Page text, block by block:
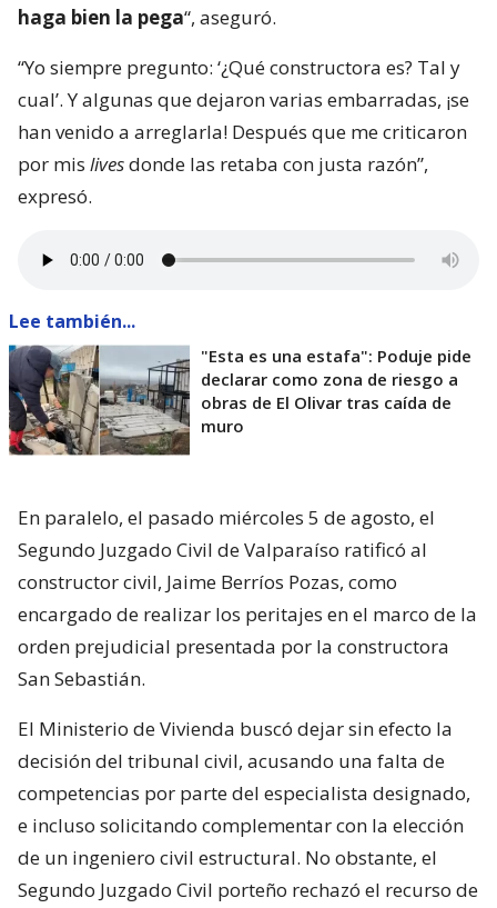
haga bien la pega“, aseguró.
“Yo siempre pregunto: ‘¿Qué constructora es? Tal y
cual’. Y algunas que dejaron varias embarradas, ¡se
han venido a arreglarla! Después que me criticaron
por mis livesdonde las retaba con justa razón”,
expresó.
Lee también...
"Esta es una estafa": Poduje pide
declarar como zona de riesgo a
obras de El Olivar tras caída de
muro
En paralelo, el pasado miércoles 5 de agosto, el
Segundo Juzgado Civil de Valparaíso ratificó al
constructor civil, Jaime Berríos Pozas, como
encargado de realizar los peritajes en el marco de la
orden prejudicial presentada por la constructora
San Sebastián.
El Ministerio de Vivienda buscó dejar sin efecto la
decisión del tribunal civil, acusando una falta de
competencias por parte del especialista designado,
e incluso solicitando complementar con la elección
de un ingeniero civil estructural. No obstante, el
Segundo Juzgado Civil porteño rechazó el recurso de